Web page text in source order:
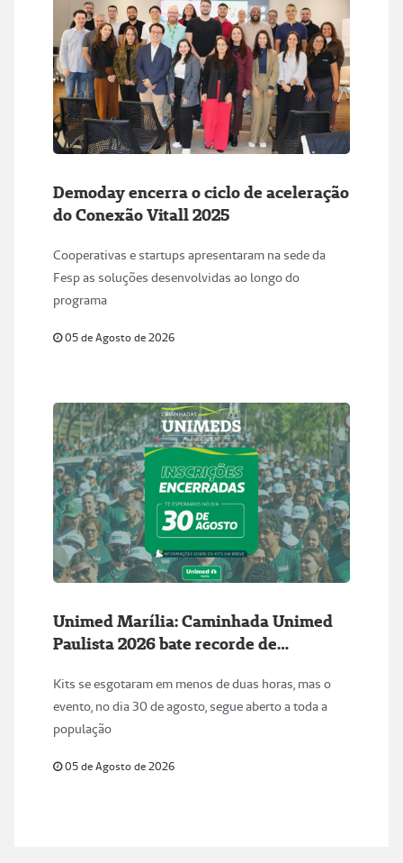
Demoday encerra o ciclo de aceleração
do Conexão Vitall 2025
Cooperativas e startups apresentaram na sede da
Fesp as soluções desenvolvidas ao longo do
programa
05 de Agosto de 2026
Unimed Marília: Caminhada Unimed
Paulista 2026 bate recorde de
Kits se esgotaram em menos de duas horas, mas o
evento, no dia 30 de agosto, segue aberto a toda a
população
05 de Agosto de 2026